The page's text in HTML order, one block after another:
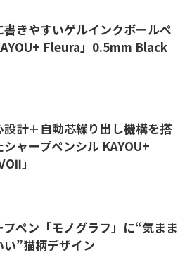
書きやすいゲルインクボールペ
Fleura」0.5mm Black
設計＋自動芯繰り出し機構を搭
ャープペンシル KAYOU+
」
プペン「モノグラフ」に“気まま
い”猫柄デザイン